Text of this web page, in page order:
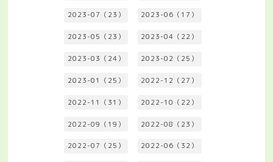
2023-07（23） 2023-06（17）
2023-05（23） 2023-04（22）
2023-03（24） 2023-02（25）
2023-01（25） 2022-12（27）
2022-11（31） 2022-10（22）
2022-09（19） 2022-08（23）
2022-07（25） 2022-06（32）